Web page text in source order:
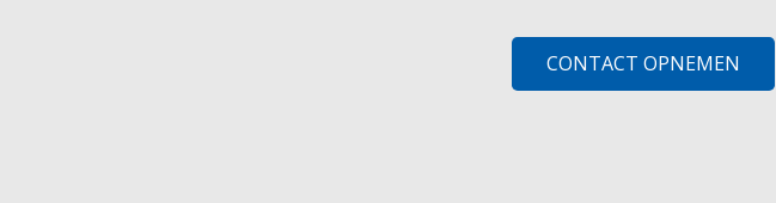
CONTACT OPNEMEN